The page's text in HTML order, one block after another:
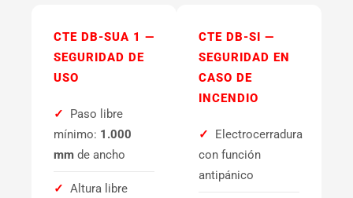
CTE DB-SUA 1 —
SEGURIDAD DE
USO
✓
Paso libre
mínimo: 1.000
mm de ancho
✓ Altura libre
CTE DB-SI —
SEGURIDAD EN
CASO DE
INCENDIO
✓
Electrocerradura
con función
antipánico